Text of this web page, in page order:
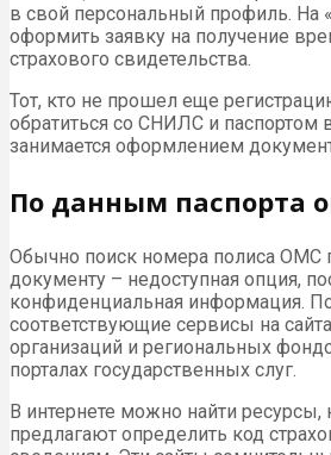
в свой персональный профиль. На
оформить заявку на получение
страхового свидетельства.
Тот, кто не прошел еще
обратиться со СНИЛС и паспортом
занимается оформлением
По данным паспорта
Обычно поиск номера полиса ОМС
документу – недоступная опция,
конфиденциальная информация.
соответствующие сервисы на
организаций и региональных
порталах государственных слуг.
В интернете можно найти ресурсы,
предлагают определить код